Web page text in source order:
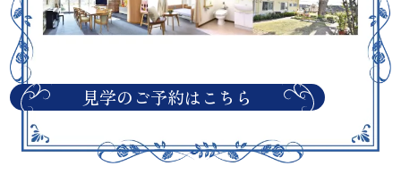
見学のご予約はこちら